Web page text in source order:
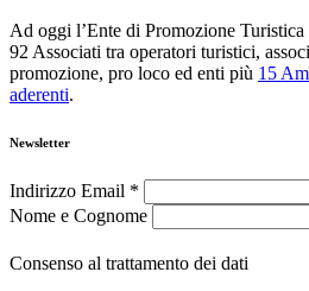
Ad oggi l’Ente di Promozione Turistica
92 Associati tra operatori turistici,
promozione, pro loco ed enti più 15
aderenti.
Newsletter
Indirizzo Email *
Nome e Cognome
Consenso al trattamento dei dati